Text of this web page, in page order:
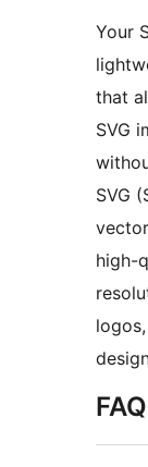
Your
that
SVG
SVG
high-
FAQ